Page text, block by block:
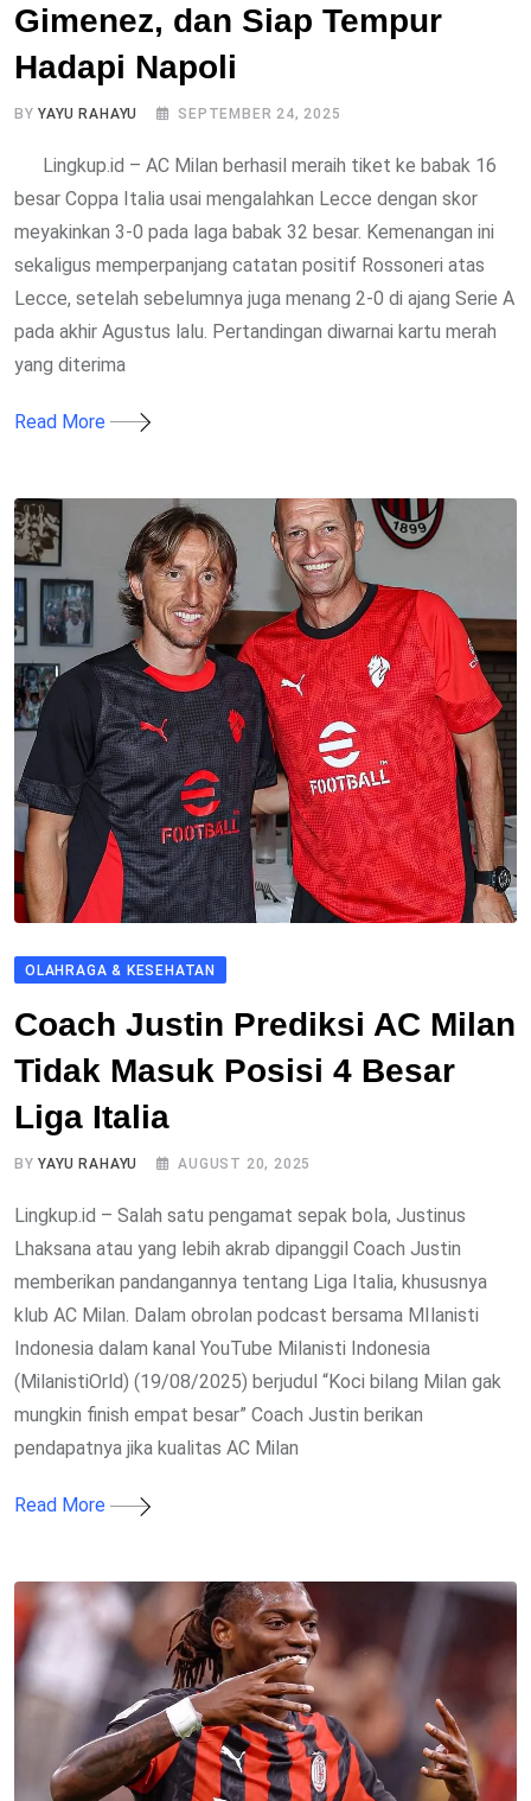
Gimenez, dan Siap Tempur
Hadapi Napoli
BYYAYU RAHAYU SEPTEMBER 24, 2025
Lingkup.id – AC Milan berhasil meraih tiket ke babak 16
besar Coppa Italia usai mengalahkan Lecce dengan skor
meyakinkan 3-0 pada laga babak 32 besar. Kemenangan ini
sekaligus memperpanjang catatan positif Rossoneri atas
Lecce, setelah sebelumnya juga menang 2-0 di ajang Serie A
pada akhir Agustus lalu. Pertandingan diwarnai kartu merah
yang diterima
Read More
OLAHRAGA & KESEHATAN
Coach Justin Prediksi AC Milan
Tidak Masuk Posisi 4 Besar
Liga Italia
BYYAYU RAHAYU AUGUST 20, 2025
Lingkup.id – Salah satu pengamat sepak bola, Justinus
Lhaksana atau yang lebih akrab dipanggil Coach Justin
memberikan pandangannya tentang Liga Italia, khususnya
klub AC Milan. Dalam obrolan podcast bersama MIlanisti
Indonesia dalam kanal YouTube Milanisti Indonesia
(MilanistiOrld) (19/08/2025) berjudul “Koci bilang Milan gak
mungkin finish empat besar” Coach Justin berikan
pendapatnya jika kualitas AC Milan
Read More